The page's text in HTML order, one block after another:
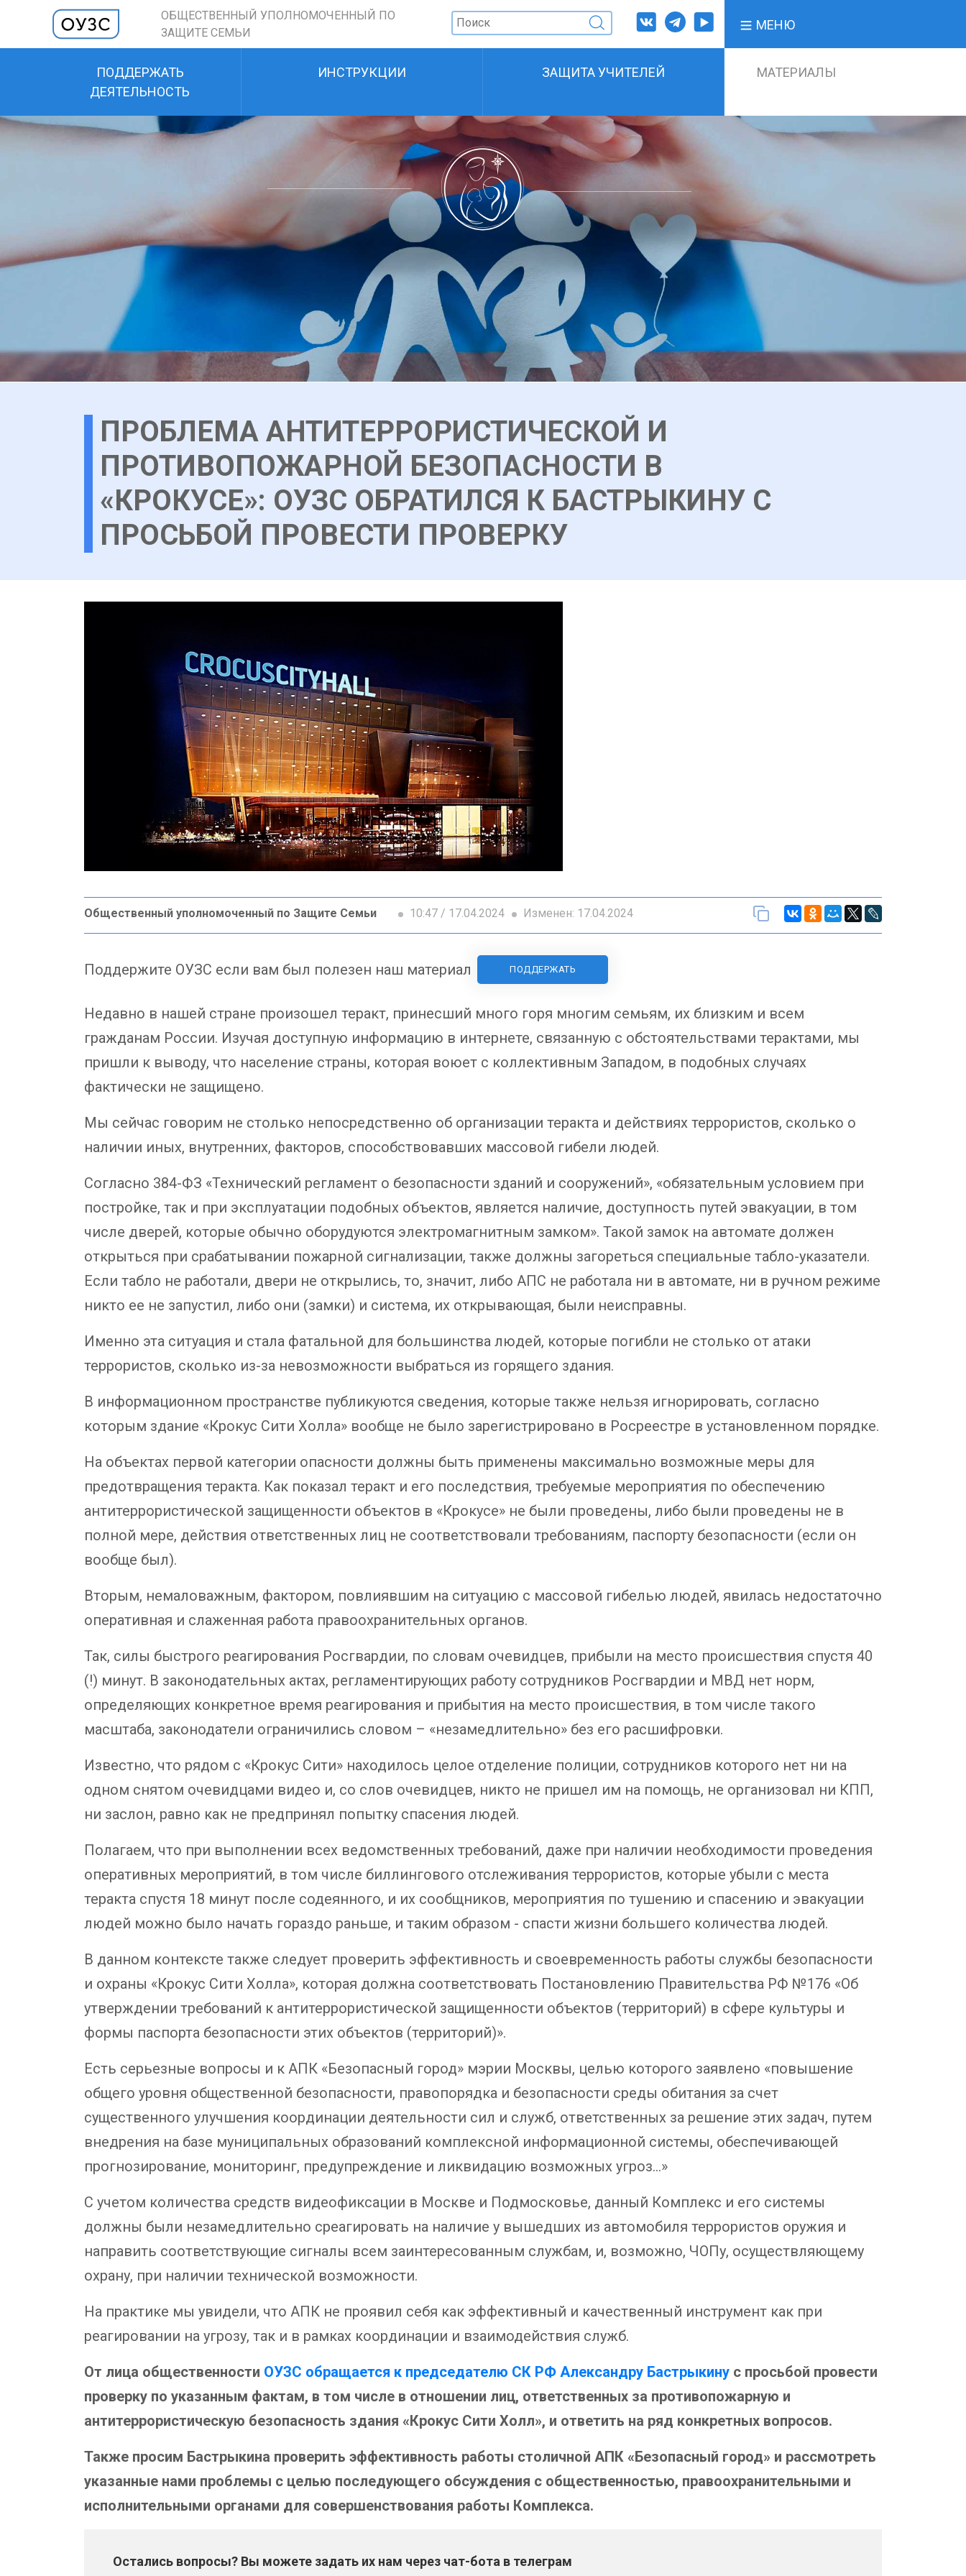
ОБЩЕСТВЕННЫЙ УПОЛНОМОЧЕННЫЙ ПО
ЗАЩИТЕ СЕМЬИ
МЕНЮ
ПОДДЕРЖАТЬ
ДЕЯТЕЛЬНОСТЬ
ИНСТРУКЦИИ ЗАЩИТА УЧИТЕЛЕЙ МАТЕРИАЛЫ
ПРОБЛЕМА АНТИТЕРРОРИСТИЧЕСКОЙ И
ПРОТИВОПОЖАРНОЙ БЕЗОПАСНОСТИ В
«КРОКУСЕ»: ОУЗС ОБРАТИЛСЯ К БАСТРЫКИНУ С
ПРОСЬБОЙ ПРОВЕСТИ ПРОВЕРКУ
Общественный уполномоченный по Защите Семьи 10:47 / 17.04.2024 Изменен: 17.04.2024
Поддержите ОУЗС если вам был полезен наш материал ПОДДЕРЖАТЬ
Недавно в нашей стране произошел теракт, принесший много горя многим семьям, их близким и всем
гражданам России. Изучая доступную информацию в интернете, связанную с обстоятельствами терактами, мы
пришли к выводу, что население страны, которая воюет с коллективным Западом, в подобных случаях
фактически не защищено.
Мы сейчас говорим не столько непосредственно об организации теракта и действиях террористов, сколько о
наличии иных, внутренних, факторов, способствовавших массовой гибели людей.
Согласно 384-ФЗ «Технический регламент о безопасности зданий и сооружений», «обязательным условием при
постройке, так и при эксплуатации подобных объектов, является наличие, доступность путей эвакуации, в том
числе дверей, которые обычно оборудуются электромагнитным замком». Такой замок на автомате должен
открыться при срабатывании пожарной сигнализации, также должны загореться специальные табло-указатели.
Если табло не работали, двери не открылись, то, значит, либо АПС не работала ни в автомате, ни в ручном режиме
никто ее не запустил, либо они (замки) и система, их открывающая, были неисправны.
Именно эта ситуация и стала фатальной для большинства людей, которые погибли не столько от атаки
террористов, сколько из-за невозможности выбраться из горящего здания.
В информационном пространстве публикуются сведения, которые также нельзя игнорировать, согласно
которым здание «Крокус Сити Холла» вообще не было зарегистрировано в Росреестре в установленном порядке.
На объектах первой категории опасности должны быть применены максимально возможные меры для
предотвращения теракта. Как показал теракт и его последствия, требуемые мероприятия по обеспечению
антитеррористической защищенности объектов в «Крокусе» не были проведены, либо были проведены не в
полной мере, действия ответственных лиц не соответствовали требованиям, паспорту безопасности (если он
вообще был).
Вторым, немаловажным, фактором, повлиявшим на ситуацию с массовой гибелью людей, явилась недостаточно
оперативная и слаженная работа правоохранительных органов.
Так, силы быстрого реагирования Росгвардии, по словам очевидцев, прибыли на место происшествия спустя 40
(!) минут. В законодательных актах, регламентирующих работу сотрудников Росгвардии и МВД нет норм,
определяющих конкретное время реагирования и прибытия на место происшествия, в том числе такого
масштаба, законодатели ограничились словом – «незамедлительно» без его расшифровки.
Известно, что рядом с «Крокус Сити» находилось целое отделение полиции, сотрудников которого нет ни на
одном снятом очевидцами видео и, со слов очевидцев, никто не пришел им на помощь, не организовал ни КПП,
ни заслон, равно как не предпринял попытку спасения людей.
Полагаем, что при выполнении всех ведомственных требований, даже при наличии необходимости проведения
оперативных мероприятий, в том числе биллингового отслеживания террористов, которые убыли с места
теракта спустя 18 минут после содеянного, и их сообщников, мероприятия по тушению и спасению и эвакуации
людей можно было начать гораздо раньше, и таким образом - спасти жизни большего количества людей.
В данном контексте также следует проверить эффективность и своевременность работы службы безопасности
и охраны «Крокус Сити Холла», которая должна соответствовать Постановлению Правительства РФ №176 «Об
утверждении требований к антитеррористической защищенности объектов (территорий) в сфере культуры и
формы паспорта безопасности этих объектов (территорий)».
Есть серьезные вопросы и к АПК «Безопасный город» мэрии Москвы, целью которого заявлено «повышение
общего уровня общественной безопасности, правопорядка и безопасности среды обитания за счет
существенного улучшения координации деятельности сил и служб, ответственных за решение этих задач, путем
внедрения на базе муниципальных образований комплексной информационной системы, обеспечивающей
прогнозирование, мониторинг, предупреждение и ликвидацию возможных угроз…»
С учетом количества средств видеофиксации в Москве и Подмосковье, данный Комплекс и его системы
должны были незамедлительно среагировать на наличие у вышедших из автомобиля террористов оружия и
направить соответствующие сигналы всем заинтересованным службам, и, возможно, ЧОПу, осуществляющему
охрану, при наличии технической возможности.
На практике мы увидели, что АПК не проявил себя как эффективный и качественный инструмент как при
реагировании на угрозу, так и в рамках координации и взаимодействия служб.
От лица общественности ОУЗС обращается к председателю СК РФ Александру Бастрыкину с просьбой провести
проверку по указанным фактам, в том числе в отношении лиц, ответственных за противопожарную и
антитеррористическую безопасность здания «Крокус Сити Холл», и ответить на ряд конкретных вопросов.
Также просим Бастрыкина проверить эффективность работы столичной АПК «Безопасный город» и рассмотреть
указанные нами проблемы с целью последующего обсуждения с общественностью, правоохранительными и
исполнительными органами для совершенствования работы Комплекса.
Остались вопросы? Вы можете задать их нам через чат-бота в телеграм